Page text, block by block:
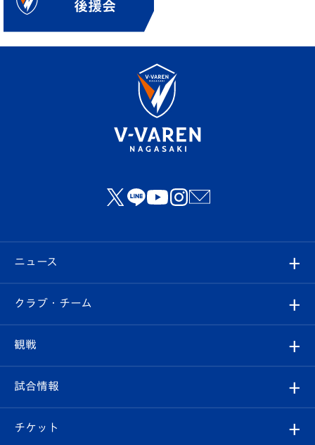
ニュース
すべて
クラブ
試合情報
クラブ・チーム
クラブ概要
観戦
観戦ルール
試合情報
試合日程/結果
チケット